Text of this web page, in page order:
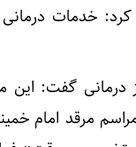
خدمات
درمانی گفت:
مرقد امام